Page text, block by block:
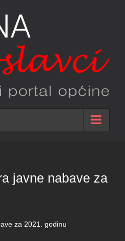
javne nabave za
za 2021. godinu